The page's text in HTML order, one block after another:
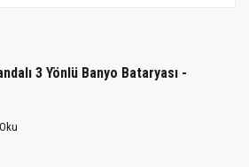
3 Yönlü Banyo Bataryası -